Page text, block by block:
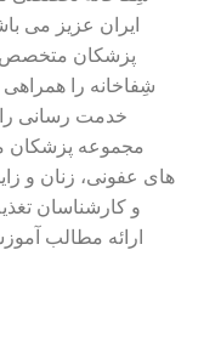
ایران عزیز می
پزشکان متخصص
شِفاخانه را همراهی
خدمت رسانی را
مجموعه پزشکان
های عفونی، زنان و
و کارشناسان
ارائه مطالب